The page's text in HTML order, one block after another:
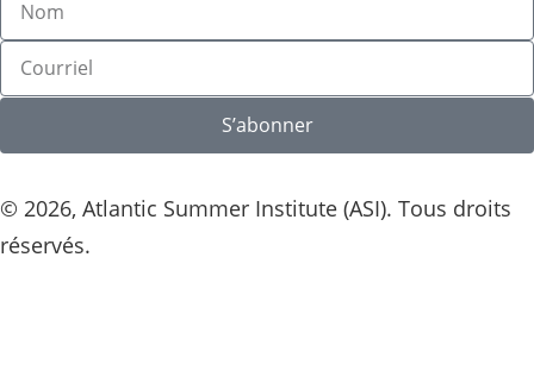
S’abonner
© 2026, Atlantic Summer Institute (ASI). Tous droits
réservés.